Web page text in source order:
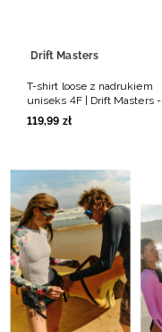
Drift Masters
T-shirt loose z nadrukiem
uniseks 4F | Drift Masters -
czarny
119,99 zł